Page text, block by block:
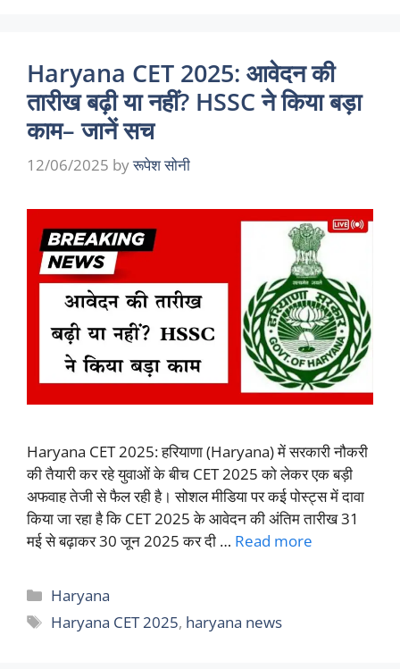
Haryana CET 2025: आवेदन की
तारीख बढ़ी या नहीं? HSSC ने किया बड़ा
काम– जानें सच
12/06/2025 byरूपेश सोनी
Haryana CET 2025: हरियाणा (Haryana) में सरकारी नौकरी
की तैयारी कर रहे युवाओं के बीच CET 2025 को लेकर एक बड़ी
अफवाह तेजी से फैल रही है। सोशल मीडिया पर कई पोस्ट्स में दावा
किया जा रहा है कि CET 2025 के आवेदन की अंतिम तारीख 31
मई से बढ़ाकर 30 जून 2025 कर दी … Read more
Categories
Haryana
Tags
Haryana CET 2025, haryana news